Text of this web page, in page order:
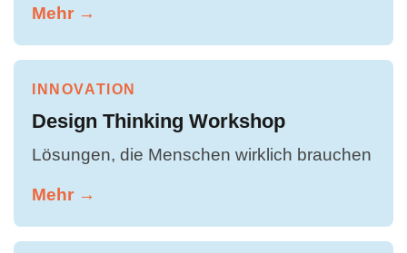
Mehr →
INNOVATION
Design Thinking Workshop
Lösungen, die Menschen wirklich brauchen
Mehr →